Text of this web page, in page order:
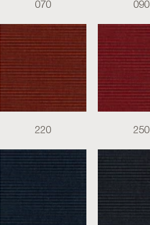
070 090
220 250